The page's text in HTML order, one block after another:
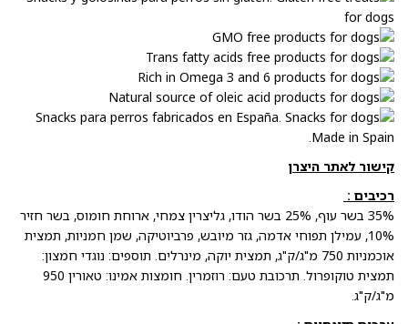
קישור לאתר היצרן
רכיבים :
35% בשר עוף, 25% בשר הודו, גליצרין צמחי, ארוחת חומוס, בשר חזיר
10%, עמילן תפוחי אדמה, גזר מיובש, פרביוטיקה, שמן חמניות, תמצית
אוכמניות 750 מ"ג/ק"ג, תמצית יוקה, מינרלים. תוספים: נוגדי חמצון:
תמצית טוקופרול. תרכובת טעם: רוזמרין. חומצות אמינו: טאורין 950
מ"ג/ק"ג.